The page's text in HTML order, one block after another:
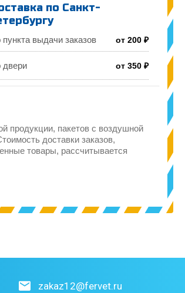
по Санкт-
пункта выдачи заказов от 200 ₽
двери от 350 ₽
продукции, пакетов с воздушной
доставки заказов,
товары, рассчитывается
zakaz12@fervet.ru